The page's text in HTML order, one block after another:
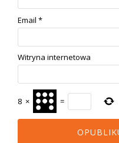
Email *
Witryna internetowa
8 × =